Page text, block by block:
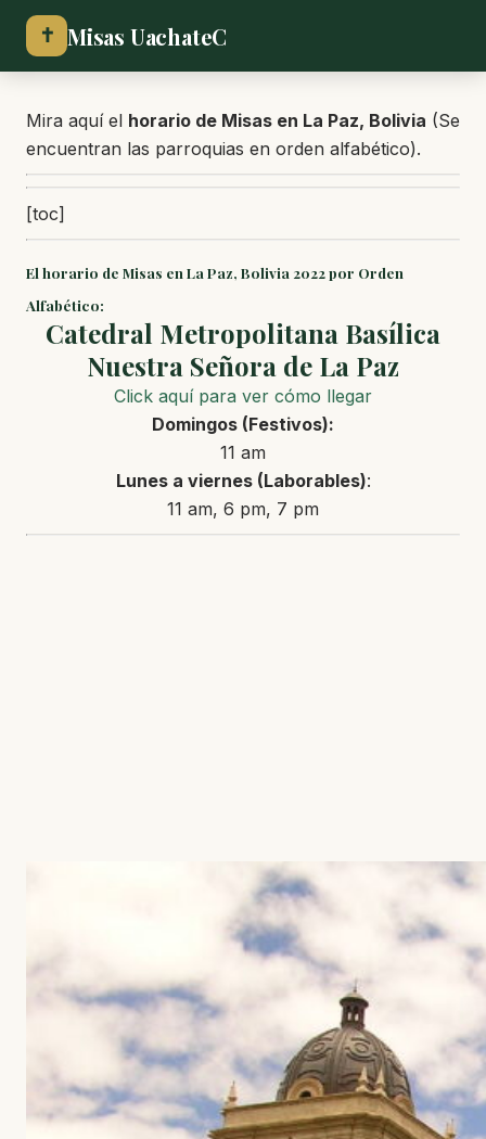
✝ Misas UachateC
Mira aquí el horario de Misas en La Paz, Bolivia (Se
encuentran las parroquias en orden alfabético).
[toc]
El horario de Misas en La Paz, Bolivia 2022 por Orden
Alfabético:
Catedral Metropolitana Basílica
Nuestra Señora de La Paz
Click aquí para ver cómo llegar
Domingos (Festivos):
11 am
Lunes a viernes (Laborables):
11 am, 6 pm, 7 pm